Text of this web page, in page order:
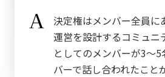
決定権はメンバー全員に
運営を設計するコミュニ
としてのメンバーが3〜
バーで話し合われたこと